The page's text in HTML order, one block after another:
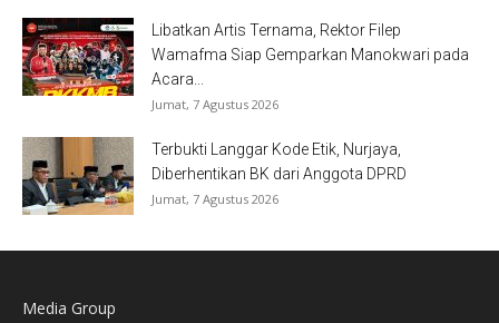
Libatkan Artis Ternama, Rektor Filep
Wamafma Siap Gemparkan Manokwari pada
Acara...
Jumat, 7 Agustus 2026
Terbukti Langgar Kode Etik, Nurjaya,
Diberhentikan BK dari Anggota DPRD
Jumat, 7 Agustus 2026
Media Group